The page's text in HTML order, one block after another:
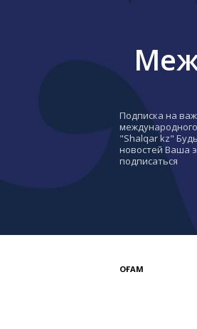
Подписка на
"Shalqar kz"
новостей Ваша
подписаться
ҚОҒАМ